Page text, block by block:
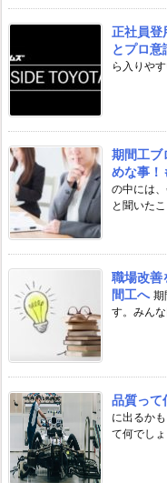
正社員登
とプロ意
ら入りや
期間工
めな事！
の中には
と聞いた
職場改善
間工へ 期
す。みん
品質って
に出るか
て何でし